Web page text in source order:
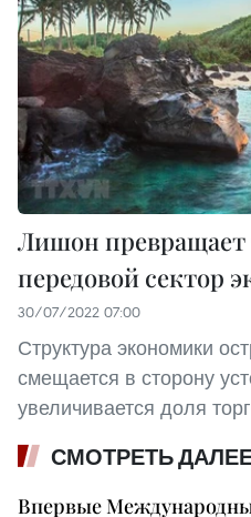
Лишон превращает
передовой сектор
30/07/2022 07:00
Структура экономики
смещается в сторону
увеличивается доля
СМОТРЕТЬ
Впервые